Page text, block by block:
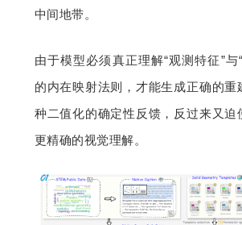
中间地带。
由于模型必须真正理解“观测特征”与
的内在映射法则，才能生成正确的重
种二值化的确定性反馈，反过来又迫
更精确的视觉理解。